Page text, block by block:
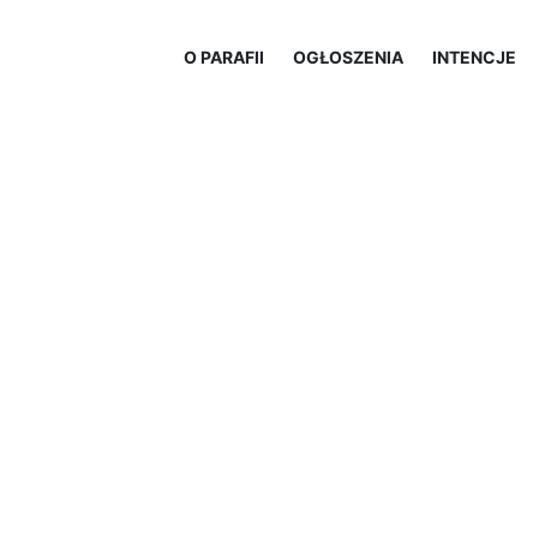
O PARAFII OGŁOSZENIA INTENCJE